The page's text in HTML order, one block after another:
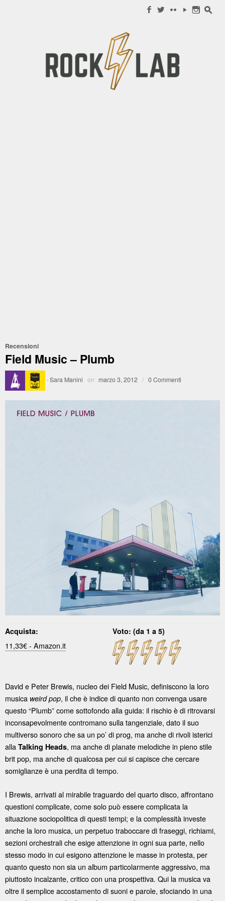
f w c y n s
Recensioni
Field Music – Plumb
·Sara Manini on marzo 3, 2012 / 0 Commenti
Acquista: Voto: (da 1 a 5)
11,33€ - Amazon.it
David e Peter Brewis, nucleo dei Field Music, definiscono la loro
musica weird pop, il che è indice di quanto non convenga usare
questo “Plumb” come sottofondo alla guida: il rischio è di ritrovarsi
inconsapevolmente contromano sulla tangenziale, dato il suo
multiverso sonoro che sa un po’ di prog, ma anche di rivoli isterici
alla Talking Heads, ma anche di planate melodiche in pieno stile
brit pop, ma anche di qualcosa per cui si capisce che cercare
somiglianze è una perdita di tempo.
I Brewis, arrivati al mirabile traguardo del quarto disco, affrontano
questioni complicate, come solo può essere complicata la
situazione sociopolitica di questi tempi; e la complessità investe
anche la loro musica, un perpetuo traboccare di fraseggi, richiami,
sezioni orchestrali che esige attenzione in ogni sua parte, nello
stesso modo in cui esigono attenzione le masse in protesta, per
quanto questo non sia un album particolarmente aggressivo, ma
piuttosto incalzante, critico con una prospettiva. Qui la musica va
oltre il semplice accostamento di suoni e parole, sfociando in una